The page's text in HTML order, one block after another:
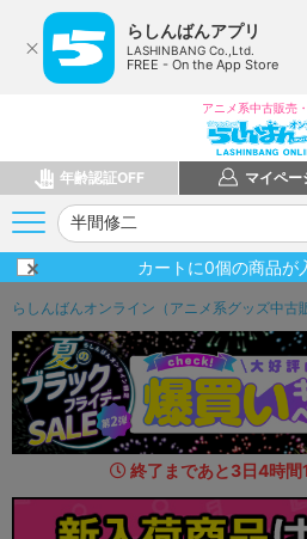
らしんばんアプリ
LASHINBANG Co.,Ltd.
FREE - On the App Store
アニメ系中古販売
年齢認証OFF マイペー
カートに0個の商品が
らしんばんオンライン（アニメ系グッズ中古
終了まであと3日4時間